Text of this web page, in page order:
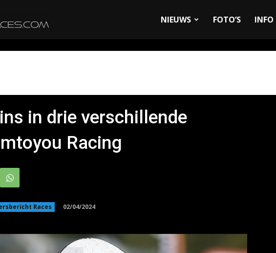
NIEUWS FOTO’S
in drie verschillende
Racing
Races 02/04/2024